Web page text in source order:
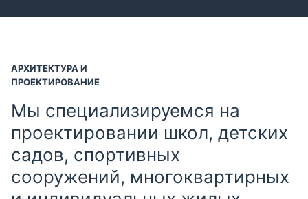
АРХИТЕКТУРА И
ПРОЕКТИРОВАНИЕ
Мы специализируемся на
проектировании школ, детских
садов, спортивных
сооружений, многоквартирных